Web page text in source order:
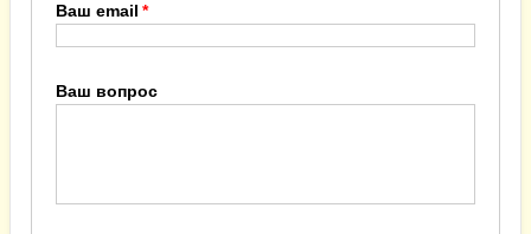
Ваш email
Ваш вопрос